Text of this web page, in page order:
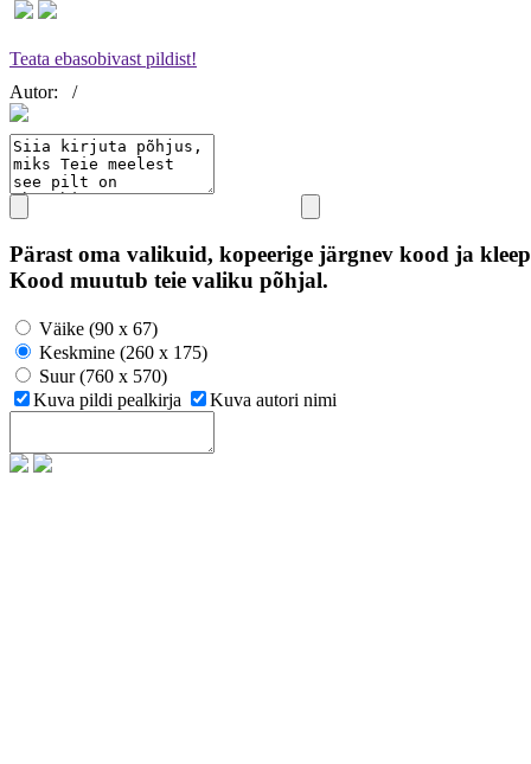
Teata ebasobivast pildist!
Autor:
/
Pärast oma valikuid, kopeerige järgnev kood ja
Kood muutub teie valiku põhjal.
Väike (90 x 67)
Keskmine (260 x 175)
Suur (760 x 570)
Kuva pildi pealkirja
Kuva autori nimi